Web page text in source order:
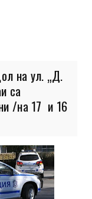
на ул. „Д.
са
/на 17 и 16